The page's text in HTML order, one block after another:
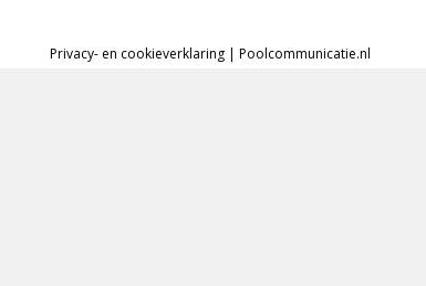
Privacy- en cookieverklaring | Poolcommunicatie.nl